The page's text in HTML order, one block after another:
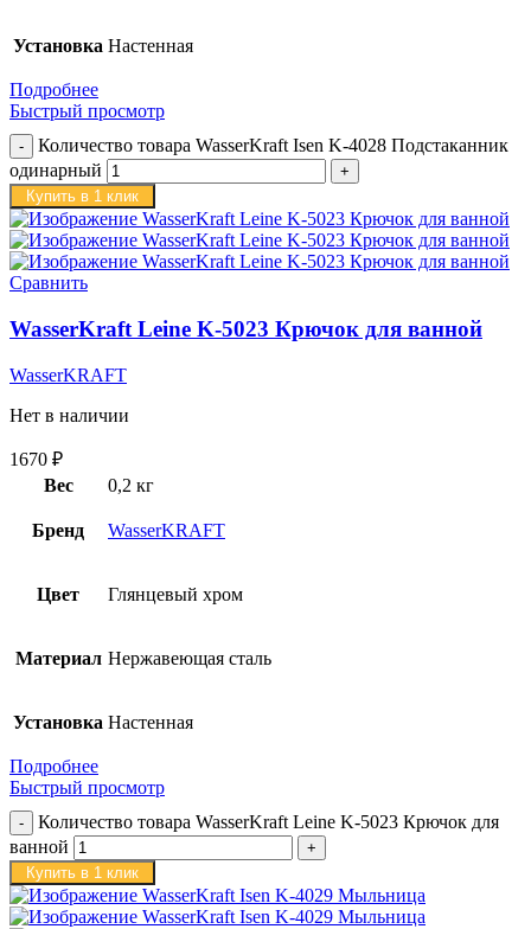
Установка Настенная
Подробнее
Быстрый просмотр
Количество товара WasserKraft Isen K-4028 Подстаканник
одинарный
Купить в 1 клик
Сравнить
WasserKraft Leine K-5023 Крючок для ванной
WasserKRAFT
Нет в наличии
1670 ₽
Вес
0,2 кг
Бренд WasserKRAFT
Цвет Глянцевый хром
Материал Нержавеющая сталь
Установка Настенная
Подробнее
Быстрый просмотр
Количество товара WasserKraft Leine K-5023 Крючок для
ванной
Купить в 1 клик